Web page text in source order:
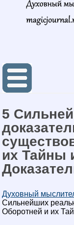
5
их Тайны
Духовный
Сильнейших
Оборотней и их